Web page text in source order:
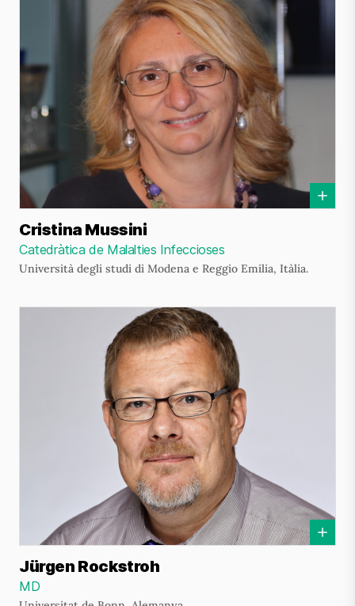
Cristina Mussini
Catedràtica de Malalties Infeccioses
Università degli studi di Modena e Reggio Emilia, Itàlia.
Jürgen Rockstroh
MD